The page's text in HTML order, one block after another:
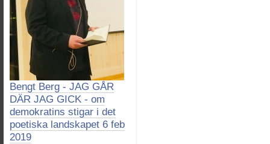
Bengt Berg - JAG GÅR
DÄR JAG GICK - om
demokratins stigar i det
poetiska landskapet 6 feb
2019